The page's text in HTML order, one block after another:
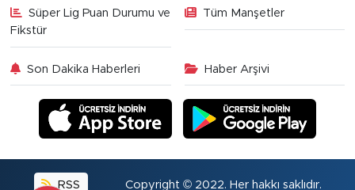
Süper Lig Puan Durumu ve
Fikstür
Tüm Manşetler
Son Dakika Haberleri Haber Arşivi
RSS Copyright © 2022. Her hakkı saklıdır.